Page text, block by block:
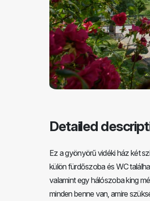
Detailed
Ez a gyönyörű vidéki ház két
külön fürdőszoba és WC
valamint egy hálószoba king
minden benne van, amire